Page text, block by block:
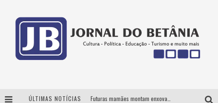
ÚLTIMAS NOTÍCIAS